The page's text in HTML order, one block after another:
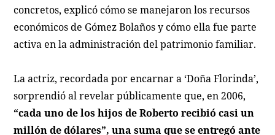
concretos, explicó cómo se manejaron los recursos
económicos de Gómez Bolaños y cómo ella fue parte
activa en la administración del patrimonio familiar.
La actriz, recordada por encarnar a ‘Doña Florinda’,
sorprendió al revelar públicamente que, en 2006,
“cada uno de los hijos de Roberto recibió casi un
millón de dólares”, una suma que se entregó ante